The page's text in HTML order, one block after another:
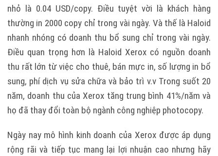
nhỏ là 0.04 USD/copy. Điều tuyệt vời là khách hàng
thường in 2000 copy chỉ trong vài ngày. Và thế là Haloid
nhanh nhóng có doanh thu bổ sung chỉ trong vài ngày.
Điều quan trọng hơn là Haloid Xerox có nguồn doanh
thu rất lớn từ việc cho thuê, bán mực in, số lượng in bổ
sung, phí dịch vụ sửa chữa và bảo trì v.v Trong suốt 20
năm, doanh thu của Xerox tăng trung bình 41%/năm và
họ đã thay đổi toàn bộ ngành công nghiệp photocopy.
Ngày nay mô hình kinh doanh của Xerox được áp dụng
rộng rãi và tiếp tục mang lại lợi nhuận cao nhưng hãy